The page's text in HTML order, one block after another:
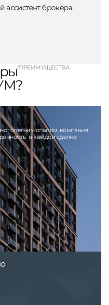
брокера
ПРЕИМУЩЕСТВА
опытом, компания
в каждой сделке